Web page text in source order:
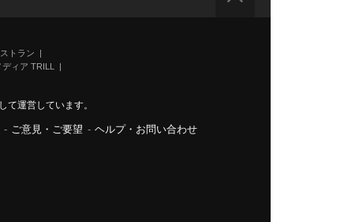
トラン
ィア TRILL
運営しています。
- ご意見・ご要望 - ヘルプ・お問い合わせ